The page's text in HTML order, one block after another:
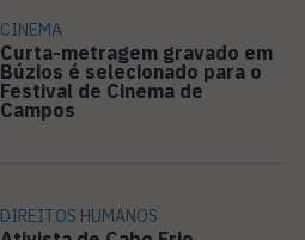
CINEMA
Curta-metragem gravado em
Búzios é selecionado para o
Festival de Cinema de
Campos
DIREITOS HUMANOS